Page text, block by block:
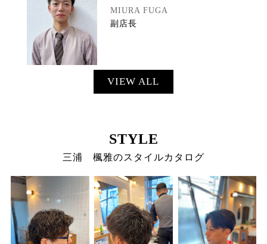
MIURA FUGA
副店長
VIEW ALL
STYLE
三浦 楓雅のスタイルカタログ